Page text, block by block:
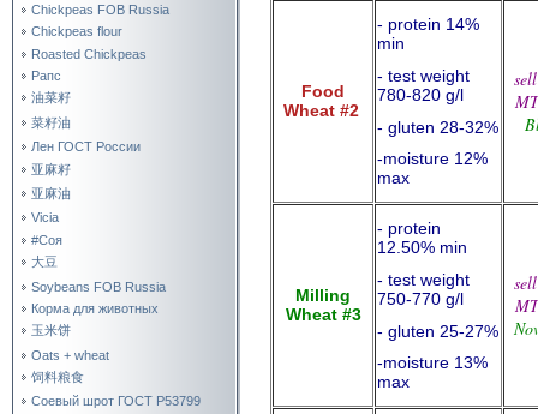
Chickpeas FOB Russia
Chickpeas flour
Roasted Chickpeas
Рапс
油菜籽
菜籽油
Лен ГОСТ России
亚麻籽
亚麻油
Vicia
#Соя
大豆
Soybeans FOB Russia
Корма для животных
玉米饼
Oats + wheat
饲料粮食
Соевый шрот ГОСТ Р53799
Food
Wheat #2
- protein 14%
min
- test weight
780-820 g/l
- gluten 28-32%
-moisture 12%
max
MT
Milling
Wheat #3
- protein
12.50% min
- test weight
750-770 g/l
- gluten 25-27%
-moisture 13%
max
MT